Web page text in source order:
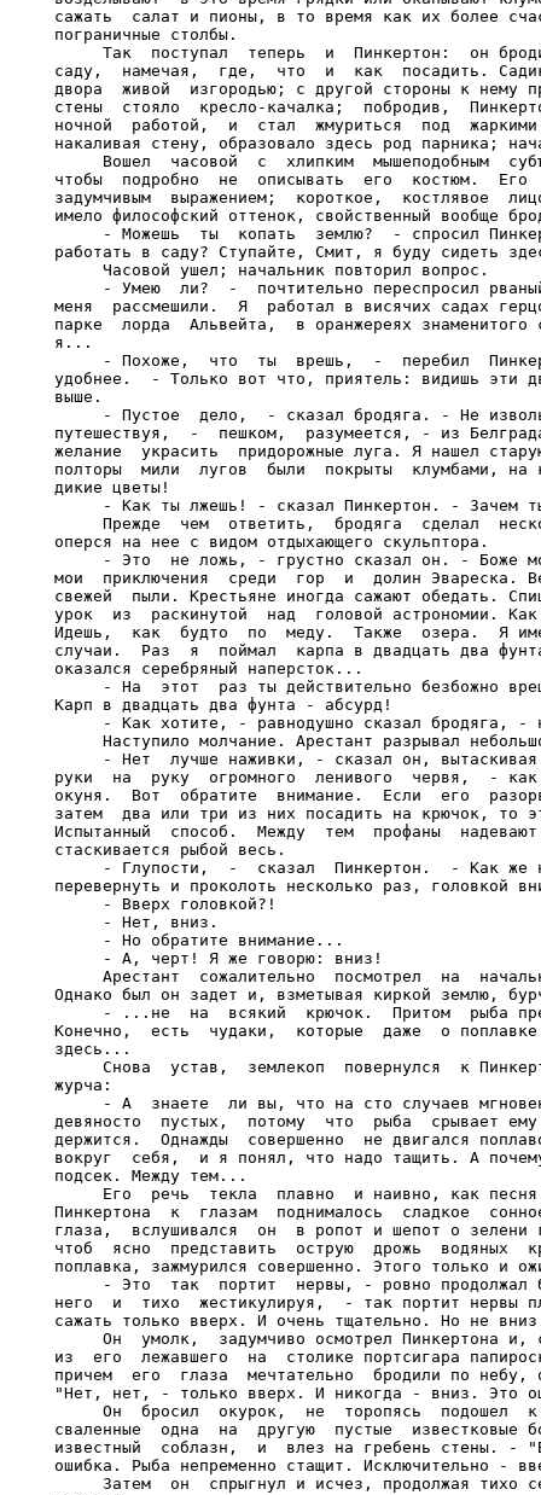
сажать  салат и пионы, в то время как их более
пограничные столбы.
Так  поступал  теперь  и  Пинкертон:  он
саду,  намечая,  где,  что  и  как  посадить. Садик
двора  живой  изгородью; с другой стороны к нему
стены  стояло  кресло-качалка;  побродив,
ночной  работой,  и  стал  жмуриться  под
накаливая стену, образовало здесь род парника;
Вошел  часовой  с  хлипким  мышеподобным
чтобы  подробно  не  описывать  его  костюм.  Его
задумчивым  выражением;  короткое,  костлявое
имело философский оттенок, свойственный вообще
- Можешь  ты  копать  землю?  - спросил
работать в саду? Ступайте, Смит, я буду сидеть
     Часовой ушел; начальник повторил вопрос.
- Умею  ли?  -  почтительно переспросил
меня  рассмешили.  Я  работал в висячих садах
парке  лорда  Альвейта,  в оранжереях знаменитого
я...
- Похоже,  что  ты  врешь,  -  перебил
удобнее.  - Только вот что, приятель: видишь эти
выше.
- Пустое  дело,  - сказал бродяга. - Не
путешествуя,  -  пешком,  разумеется, - из
желание  украсить  придорожные луга. Я нашел
полторы  мили  лугов  были  покрыты  клумбами, на
дикие цветы!
- Как ты лжешь! - сказал Пинкертон. - Зачем
Прежде  чем  ответить,  бродяга  сделал
оперся на нее с видом отдыхающего скульптора.
- Это  не ложь, - грустно сказал он. - Боже
мои  приключения  среди  гор  и  долин Эвареска.
свежей  пыли. Крестьяне иногда сажают обедать.
урок  из  раскинутой  над  головой астрономии.
Идешь,  как  будто  по  меду.  Также  озера.  Я
случаи.  Раз  я  поймал  карпа в двадцать два
оказался серебряный наперсток...
- На  этот  раз ты действительно безбожно
Карп в двадцать два фунта - абсурд!
- Как хотите, - равнодушно сказал бродяга, -
Наступило молчание. Арестант разрывал
- Нет  лучше наживки, - сказал он,
руки  на  руку  огромного  ленивого  червя,  - как
окуня.  Вот  обратите  внимание.  Если  его
затем  два или три из них посадить на крючок, то
Испытанный  способ.  Между  тем  профаны
стаскивается рыбой весь.
- Глупости,  -  сказал  Пинкертон.  - Как же
перевернуть и проколоть несколько раз, головкой
     - Вверх головкой?!
     - Нет, вниз.
     - Но обратите внимание...
     - А, черт! Я же говорю: вниз!
Арестант  сожалительно  посмотрел  на
Однако был он задет и, взметывая киркой землю,
- ...не  на  всякий  крючок.  Притом  рыба
Конечно,  есть  чудаки,  которые  даже  о
здесь...
Снова  устав,  землекоп  повернулся  к
журча:
- А  знаете  ли вы, что на сто случаев
девяносто  пустых,  потому  что  рыба  срывает
держится.  Однажды  совершенно  не двигался
вокруг  себя,  и я понял, что надо тащить. А
подсек. Между тем...
Его  речь  текла  плавно  и наивно, как
Пинкертона  к  глазам  поднималось  сладкое
глаза,  вслушивался  он  в ропот и шепот о зелени
чтоб  ясно  представить  острую  дрожь  водяных
поплавка, зажмурился совершенно. Этого только и
- Это  так  портит  нервы, - ровно продолжал
него  и  тихо  жестикулируя,  - так портит нервы
сажать только вверх. И очень тщательно. Но не
Он  умолк,  задумчиво осмотрел Пинкертона и,
из  его  лежавшего  на  столике портсигара
причем  его  глаза  мечтательно  бродили по
"Нет, нет, - только вверх. И никогда - вниз. Это
Он  бросил  окурок,  не  торопясь  подошел
сваленные  одна  на  другую  пустые  известковые
известный  соблазн,  и  влез на гребень стены. -
ошибка. Рыба непременно стащит. Исключительно -
Затем  он  спрыгнул и исчез, продолжая тихо